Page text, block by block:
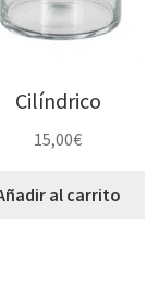
Cilíndrico
15,00€
al carrito